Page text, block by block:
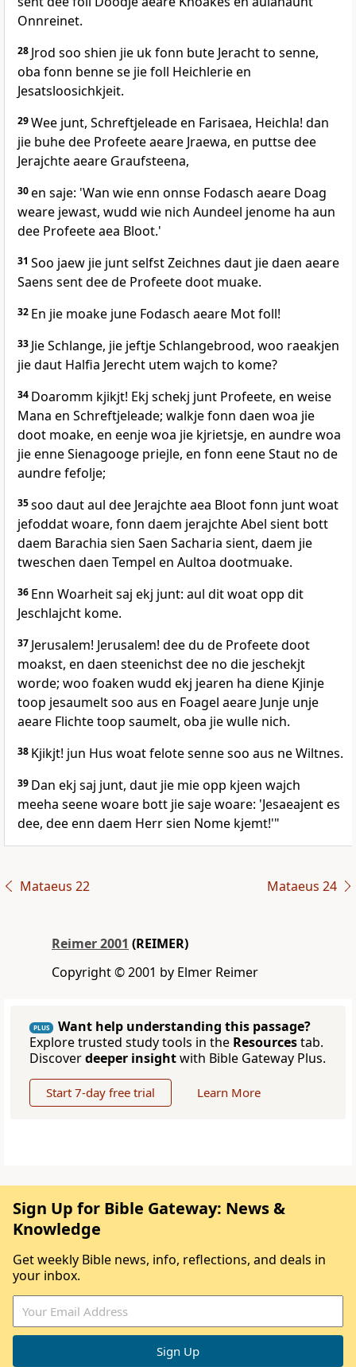
Onnreinet.
28 Jrod soo shien jie uk fonn bute Jeracht to senne,
oba fonn benne se jie foll Heichlerie en
Jesatsloosichkjeit.
29Wee junt, Schreftjeleade en Farisaea, Heichla! dan
jie buhe dee Profeete aeare Jraewa, en puttse dee
Jerajchte aeare Graufsteena,
30en saje: 'Wan wie enn onnse Fodasch aeare Doag
weare jewast, wudd wie nich Aundeel jenome ha aun
dee Profeete aea Bloot.'
31 Soo jaew jie junt selfst Zeichnes daut jie daen aeare
Saens sent dee de Profeete doot muake.
32 En jie moake june Fodasch aeare Mot foll!
33 Jie Schlange, jie jeftje Schlangebrood, woo raeakjen
jie daut Halfia Jerecht utem wajch to kome?
34 Doaromm kjikjt! Ekj schekj junt Profeete, en weise
Mana en Schreftjeleade; walkje fonn daen woa jie
doot moake, en eenje woa jie kjrietsje, en aundre woa
jie enne Sienagooge priejle, en fonn eene Staut no de
aundre fefolje;
35soo daut aul dee Jerajchte aea Bloot fonn junt woat
jefoddat woare, fonn daem jerajchte Abel sient bott
daem Barachia sien Saen Sacharia sient, daem jie
tweschen daen Tempel en Aultoa dootmuake.
36 Enn Woarheit saj ekj junt: aul dit woat opp dit
Jeschlajcht kome.
37 Jerusalem! Jerusalem! dee du de Profeete doot
moakst, en daen steenichst dee no die jeschekjt
worde; woo foaken wudd ekj jearen ha diene Kjinje
toop jesaumelt soo aus en Foagel aeare Junje unje
aeare Flichte toop saumelt, oba jie wulle nich.
38 Kjikjt! jun Hus woat felote senne soo aus ne Wiltnes.
39 Dan ekj saj junt, daut jie mie opp kjeen wajch
meeha seene woare bott jie saje woare: 'Jesaeajent es
dee, dee enn daem Herr sien Nome kjemt!'"
Mataeus 22 Mataeus 24
Reimer 2001 (REIMER)
Copyright © 2001 by Elmer Reimer
PLUS
Want help understanding this passage?
Explore trusted study tools in the Resourcestab.
Discoverdeeper insightwith Bible Gateway Plus.
Start 7-day free trial Learn More
Sign Up for Bible Gateway: News &
Knowledge
Get weekly Bible news, info, reflections, and deals in
your inbox.